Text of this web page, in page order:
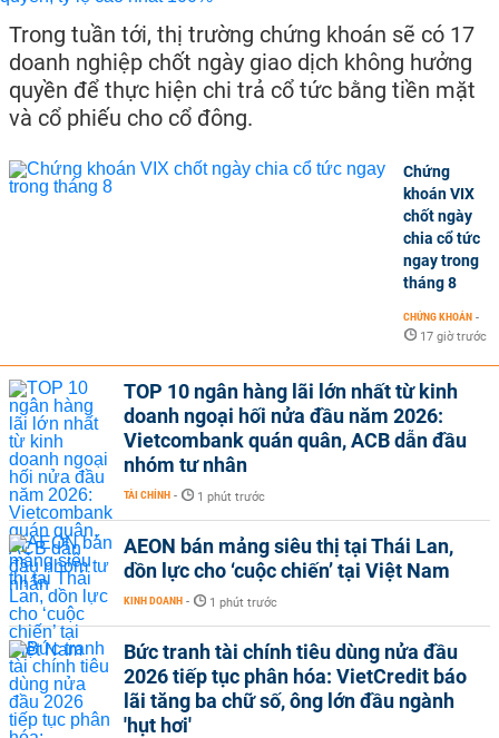
Trong tuần tới, thị trường chứng khoán sẽ có 17
doanh nghiệp chốt ngày giao dịch không hưởng
quyền để thực hiện chi trả cổ tức bằng tiền mặt
và cổ phiếu cho cổ đông.
Chứng
khoán VIX
chốt ngày
chia cổ tức
ngay trong
tháng 8
CHỨNG KHOÁN -
17 giờ trước
TOP 10 ngân hàng lãi lớn nhất từ kinh
doanh ngoại hối nửa đầu năm 2026:
Vietcombank quán quân, ACB dẫn đầu
nhóm tư nhân
TÀI CHÍNH - 1 phút trước
AEON bán mảng siêu thị tại Thái Lan,
dồn lực cho ‘cuộc chiến’ tại Việt Nam
KINH DOANH - 1 phút trước
Bức tranh tài chính tiêu dùng nửa đầu
2026 tiếp tục phân hóa: VietCredit báo
lãi tăng ba chữ số, ông lớn đầu ngành
'hụt hơi'